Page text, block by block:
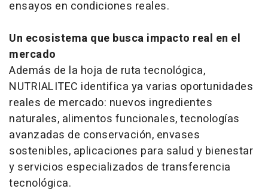
ensayos en condiciones reales.
Un ecosistema que busca impacto real en el
mercado
Además de la hoja de ruta tecnológica,
NUTRIALITEC identifica ya varias oportunidades
reales de mercado: nuevos ingredientes
naturales, alimentos funcionales, tecnologías
avanzadas de conservación, envases
sostenibles, aplicaciones para salud y bienestar
y servicios especializados de transferencia
tecnológica.